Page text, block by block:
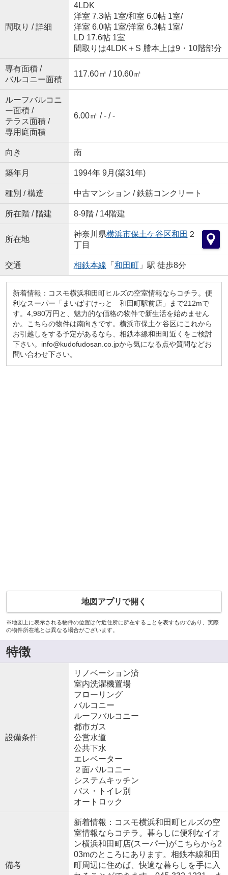
間取り / 詳細
4LDK
洋室 7.3帖 1室/和室 6.0帖 1室/
洋室 6.0帖 1室/洋室 6.3帖 1室/
LD 17.6帖 1室
間取りは4LDK＋S 謄本上は9・10階部分
専有面積 /
バルコニー面積
117.60㎡ / 10.60㎡
ルーフバルコニ
ー面積 /
テラス面積 /
専用庭面積
6.00㎡ / - / -
向き 南
築年月 1994年 9月(築31年)
種別 / 構造 中古マンション / 鉄筋コンクリート
所在階 / 階建 8-9階 / 14階建
所在地
神奈川県横浜市保土ケ谷区和田 ２
丁目
交通 相鉄本線 「 和田町」駅 徒歩8分
新着情報：コスモ横浜和田町ヒルズの空室情報ならコチラ。便
利なスーパー「まいばすけっと 和田町駅前店」まで212mで
す。4,980万円と、魅力的な価格の物件で新生活を始めません
か。こちらの物件は南向きです。横浜市保土ケ谷区にこれから
お引越しをする予定があるなら、相鉄本線和田町近くをご検討
下さい。info@kudofudosan.co.jpから気になる点や質問などお
問い合わせ下さい。
地図アプリで開く
※地図上に表示される物件の位置は付近住所に所在することを表すものであり、実際
の物件所在地とは異なる場合がございます。
特徴
設備条件
リノベーション済
室内洗濯機置場
フローリング
バルコニー
ルーフバルコニー
都市ガス
公営水道
公共下水
エレベーター
２面バルコニー
システムキッチン
バス・トイレ別
オートロック
備考
新着情報：コスモ横浜和田町ヒルズの空
室情報ならコチラ。暮らしに便利なイオ
ン横浜和田町店(スーパー)がこちらから2
03mのところにあります。相鉄本線和田
町周辺に住めば、快適な暮らしを手に入